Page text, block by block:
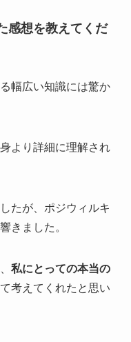
感想を教えてくだ
幅広い知識には驚か
より詳細に理解され
たが、ポジウィルキ
きました。
私にとっての本当の
て考えてくれたと思い